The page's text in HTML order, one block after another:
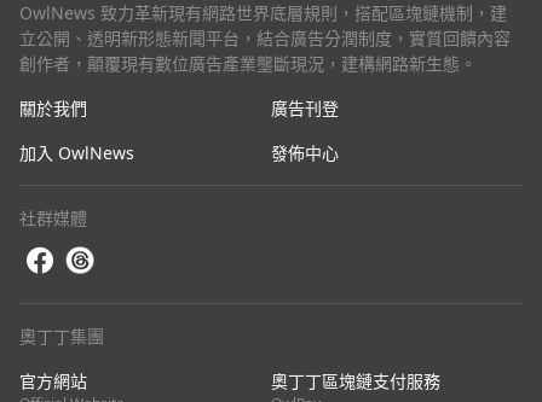
OwlNews 致力革新現有網路世界底層規則，搭配區塊鏈機制，建
立公開、透明新形態新聞平台，結合廣告分潤制度，實質回饋內容
創作者，顛覆現有數位廣告產業壟斷現況，建構網路新生態。
關於我們
廣告刊登
加入 OwlNews
發佈中心
社群媒體
奧丁丁集團
官方網站
奧丁丁區塊鏈支付服務